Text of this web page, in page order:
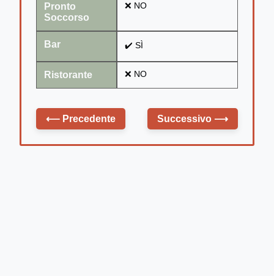
Pronto
Soccorso
❌ NO
Bar ✔️ SÌ
Ristorante ❌ NO
⟵ Precedente Successivo ⟶